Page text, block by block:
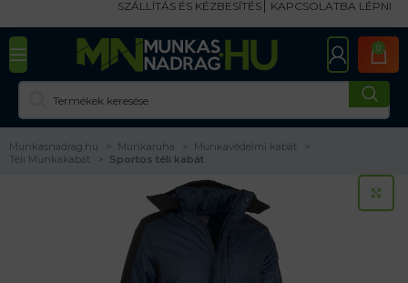
SZÁLLÍTÁS ÉS KÉZBESÍTÉS KAPCSOLATBA LÉPNI
0
Munkasnadrag.hu Munkaruha
Munkavédelmi kabát
Téli Munkakabát
Sportos téli kabát